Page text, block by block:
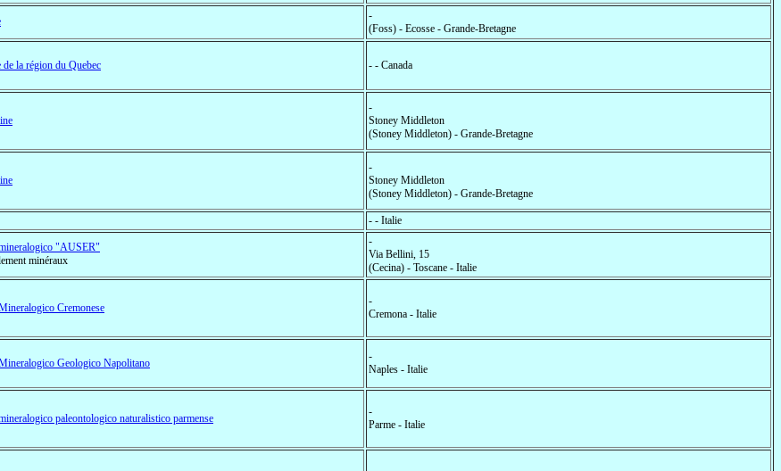
-
(Foss) - Ecosse - Grande-Bretagne
de la région du Quebec - - Canada
-
Stoney Middleton
(Stoney Middleton) - Grande-Bretagne
-
Stoney Middleton
(Stoney Middleton) - Grande-Bretagne
- - Italie
"AUSER"
minéraux
-
Via Bellini, 15
(Cecina) - Toscane - Italie
Cremonese
-
Cremona - Italie
Geologico Napolitano
-
Naples - Italie
paleontologico naturalistico parmense
-
Parme - Italie